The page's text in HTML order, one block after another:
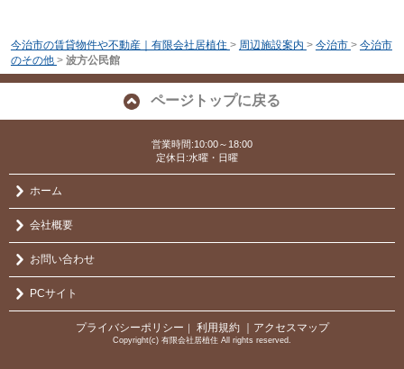
今治市の賃貸物件や不動産｜有限会社居植住 > 周辺施設案内 > 今治市 > 今治市
のその他 > 波方公民館
ページトップに戻る
営業時間:10:00～18:00
定休日:水曜・日曜
ホーム
会社概要
お問い合わせ
PCサイト
プライバシーポリシー ｜ 利用規約 ｜アクセスマップ
Copyright(c) 有限会社居植住 All rights reserved.